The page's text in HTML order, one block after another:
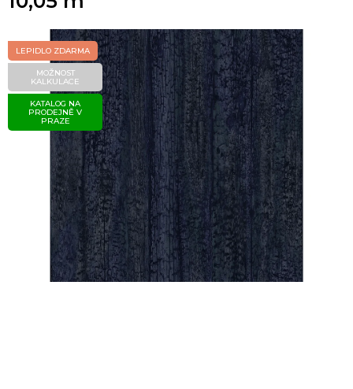
LEPIDLO ZDARMA
MOŽNOST
KALKULACE
KATALOG NA
PRODEJNĚ V
PRAZE